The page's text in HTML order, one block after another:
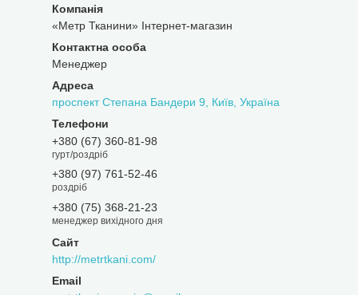
«Метр Тканини» Інтернет-магазин
Менеджер
проспект Степана Бандери 9, Київ, Україна
+380 (67) 360-81-98
гурт/роздріб
+380 (97) 761-52-46
роздріб
+380 (75) 368-21-23
менеджер вихідного дня
http://metrtkani.com/